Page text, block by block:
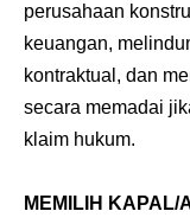
perusahaan
keuangan,
kontraktual, dan
secara memadai
klaim hukum.
MEMILIH KAPAL/